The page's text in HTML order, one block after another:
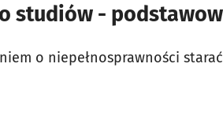
studiów -
o niepełnosprawności